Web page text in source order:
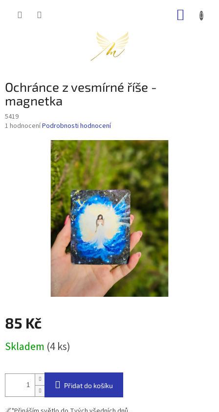
Ochránce z vesmírné říše -
magnetka
5419
Průměrné
1 hodnoceníPodrobnosti hodnocení
85 Kč
cena:
Skladem (4 ks)
Přidat do košíku